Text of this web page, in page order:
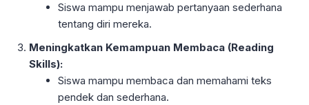
Siswa mampu menjawab pertanyaan sederhana
tentang diri mereka.
Meningkatkan Kemampuan Membaca (Reading
Skills):
Siswa mampu membaca dan memahami teks
pendek dan sederhana.